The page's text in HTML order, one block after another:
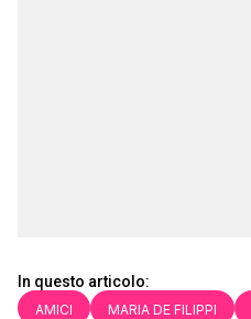
In questo articolo:
AMICI MARIA DE FILIPPI